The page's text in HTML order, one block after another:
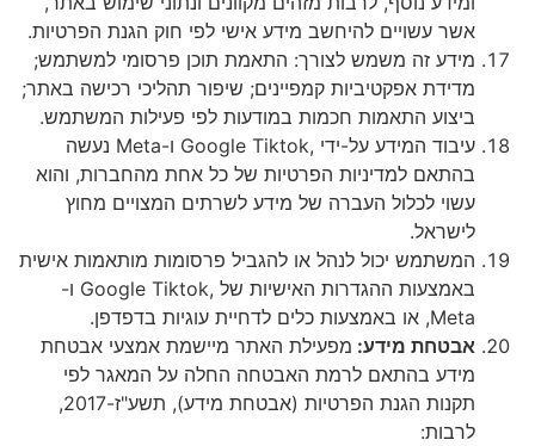
להיחשב מידע אישי לפי חוק הגנת הפרטיות.
זה משמש לצורך: התאמת תוכן פרסומי למשתמש;
אפקטיביות קמפיינים; שיפור תהליכי רכישה באתר;
התאמות חכמות במודעות לפי פעילות המשתמש.
עיבוד המידע על-ידי ,Google Tiktok ו-Meta נעשה
למדיניות הפרטיות של כל אחת מהחברות, והוא
לכלול העברה של מידע לשרתים המצויים מחוץ
יכול לנהל או להגביל פרסומות מותאמות אישית
באמצעות ההגדרות האישיות של ,Google Tiktok ו-
מידע:מפעילת האתר מיישמת אמצעי אבטחת
בהתאם לרמת האבטחה החלה על המאגר לפי
תקנות הגנת הפרטיות (אבטחת מידע), תשע"ז-2017,